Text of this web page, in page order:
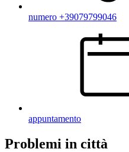
numero +39079799046
appuntamento
Problemi in città